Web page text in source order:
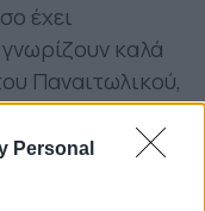
Personal
έχει
καλά
Παναιτωλικού,
το γιατί.
Αιτωλίας